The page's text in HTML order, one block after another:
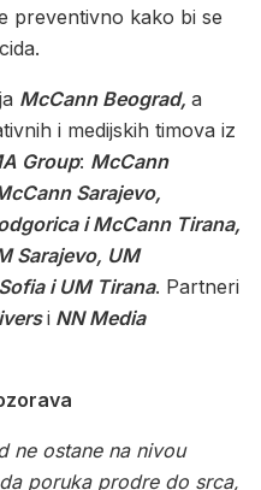
preventivno kako bi se
McCann Beograd, a
i medijskih timova iz
Group: McCann
Sarajevo,
i McCann Tirana,
Sarajevo, UM
i UM Tirana. Partneri
i NN Media
ne ostane na nivou
poruka prodre do srca,